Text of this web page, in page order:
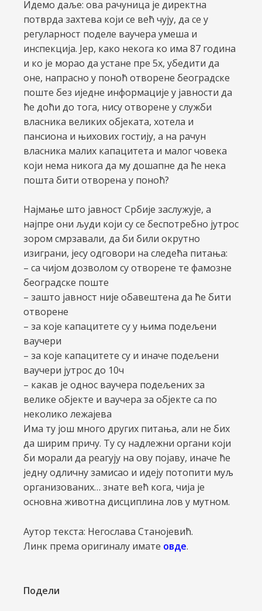
Идемо даље: ова рачуница је директна
потврда захтева који се већ чују, да се у
регуларност поделе ваучера умеша и
инспекција. Јер, како некога ко има 87 година
и ко је морао да устане пре 5х, убедити да
оне, напрасно у поноћ отворене београдске
поште без иједне информације у јавности да
ће доћи до тога, нису отворене у служби
власника великих објеката, хотела и
пансиона и њихових гостију, а на рачун
власника малих капацитета и малог човека
који нема никога да му дошапне да ће нека
пошта бити отворена у поноћ?
Најмање што јавност Србије заслужује, а
најпре они људи који су се беспотребно јутрос
зором смрзавали, да би били окрутно
изиграни, јесу одговори на следећа питања:
– са чијом дозволом су отворене те фамозне
београдске поште
– зашто јавност није обавештена да ће бити
отворене
– за које капацитете су у њима подељени
ваучери
– за које капацитете су и иначе подељени
ваучери јутрос до 10ч
– какав је однос ваучера подељених за
велике објекте и ваучера за објекте са по
неколико лежајева
Има ту још много других питања, али не бих
да ширим причу. Ту су надлежни органи који
би морали да реагују на ову појаву, иначе ће
једну одличну замисао и идеју потопити муљ
организованих… знате већ кога, чија је
основна животна дисциплина лов у мутном.
Аутор текста: Негослава Станојевић.
Линк према оригиналу имате овде.
Подели